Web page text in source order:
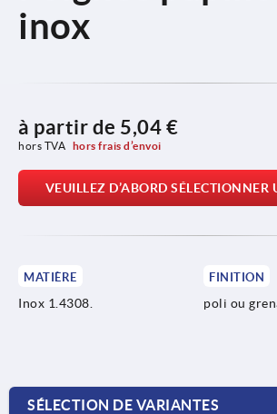
inox
à partir de 5,04 €
hors TVA hors frais d’envoi
VEUILLEZ D’ABORD SÉLECTIONNER
MATIÈRE
Inox 1.4308.
FINITION
poli ou
SÉLECTION DE VARIANTES